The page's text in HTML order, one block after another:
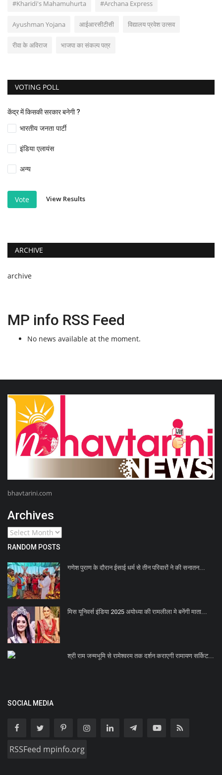
#Kharidi's Mahamuhurta #Archana Express
Ayushman Yojana आईआरसीटीसी विद्यालय प्रवेश उत्सव
रीवा के अविराज भाजपा का संकल्प पत्र
VOTING POLL
केंद्र में किसकी सरकार बनेगी ?
भारतीय जनता पार्टी
इंडिया एलायंस
अन्य
Vote View Results
ARCHIVE
archive
MP info RSS Feed
No news available at the moment.
bhavtarini.com
Archives
RANDOM POSTS
गणेश पुराण के दौरान ईसाई धर्म से तीन परिवारों ने की सनातन...
मिस यूनिवर्स इंडिया 2025 अयोध्या की रामलीला मे बनेंगी माता...
श्री राम जन्मभूमि से रामेश्वरम तक दर्शन कराएगी रामायण सर्किट...
SOCIAL MEDIA
RSSFeed mpinfo.org